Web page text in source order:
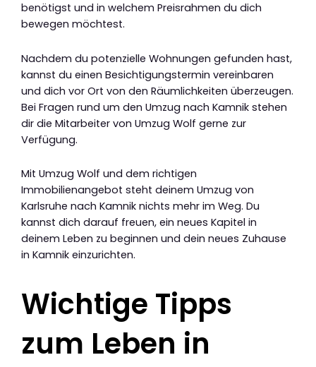
benötigst und in welchem Preisrahmen du dich
bewegen möchtest.
Nachdem du potenzielle Wohnungen gefunden hast,
kannst du einen Besichtigungstermin vereinbaren
und dich vor Ort von den Räumlichkeiten überzeugen.
Bei Fragen rund um den Umzug nach Kamnik stehen
dir die Mitarbeiter von Umzug Wolf gerne zur
Verfügung.
Mit Umzug Wolf und dem richtigen
Immobilienangebot steht deinem Umzug von
Karlsruhe nach Kamnik nichts mehr im Weg. Du
kannst dich darauf freuen, ein neues Kapitel in
deinem Leben zu beginnen und dein neues Zuhause
in Kamnik einzurichten.
Wichtige Tipps
zum Leben in